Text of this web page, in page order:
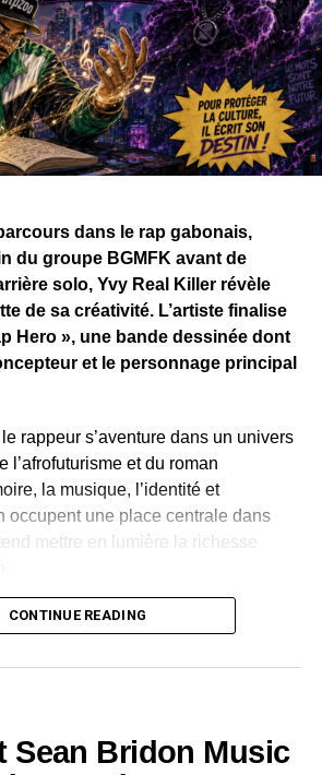
sociaux, leurs différends
les interrogations sur une
changer la donne. Dans
la nuit du 8 au 9 août 2026,
ensemble sur scène,
de mariage.
accueillie par l’assistance
prend une dimension
d’autres anciens d’Eben,
,NephtalietK-Prime.
ou véritable réconciliation ? Cette
la relance autour d’une nouvelle
peine encore à retrouver l’influence
années.
Telegram
Email
>>
dans le rap gabonais,
du groupe BGMFK avant de
solo, Yvy Real Killer révèle
de sa créativité. L’artiste finalise
Hero », une bande dessinée dont
et le personnage principal
rappeur s’aventure dans un univers
l’afrofuturisme et du roman
la musique, l’identité et
occupent une place centrale dans
mettre en lumière la richesse
apparaissent dans l’œuvre.
Rap, slam, danse, traditions
la créativité nationale.
la culture devient une force positive.
CONTINUE READING
Sean Bridon Music